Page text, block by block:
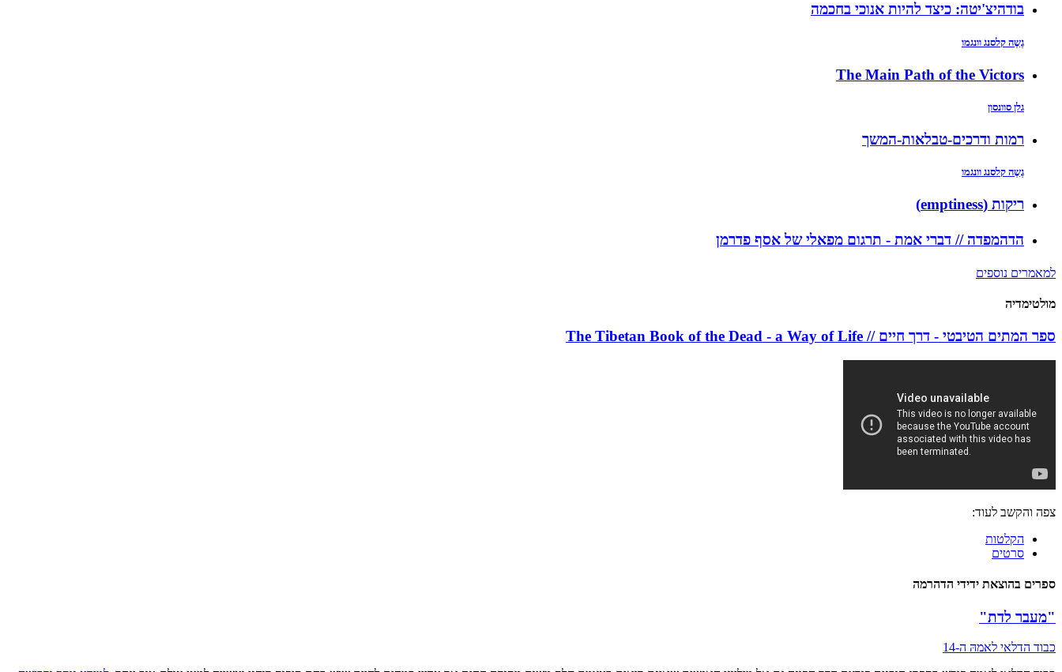
בודהיצ'יטה: כיצד להיות אנוכי בחכמה
גֶשֶה קלסנג וונגמו
The Main Path of the Victors
גלן סוונסון
רמות ודרכים-טבלאות-המשך
גֶשֶה קלסנג וונגמו
ריקות (emptiness)
הדהמפדה // דברי אמת - תרגום מפאלי של אסף פדרמן
למאמרים נוספים
מולטימדיה
ספר המתים הטיבטי - דרך חיים // The Tibetan Book of the Dead - a Way of Life
צפה והקשב לעוד:
הקלטות
סרטים
ספרים בהוצאת ידידי הדהרמה
"מעבר לדת"
כבוד הדלאי לאמהּ ה-14